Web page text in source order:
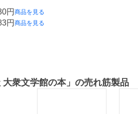
円 商品を見る
円 商品を見る
大衆文学館の本」の売れ筋製品